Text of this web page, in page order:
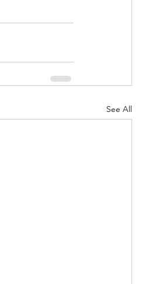
See All